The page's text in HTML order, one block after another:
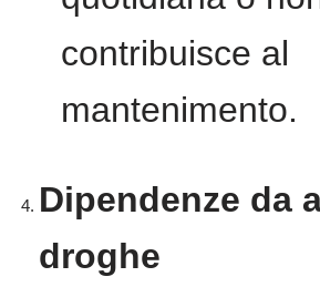
contribuisce al
mantenimento.
Dipendenze da
droghe